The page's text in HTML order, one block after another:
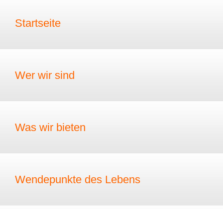
Startseite
Wer wir sind
Was wir bieten
Wendepunkte des Lebens